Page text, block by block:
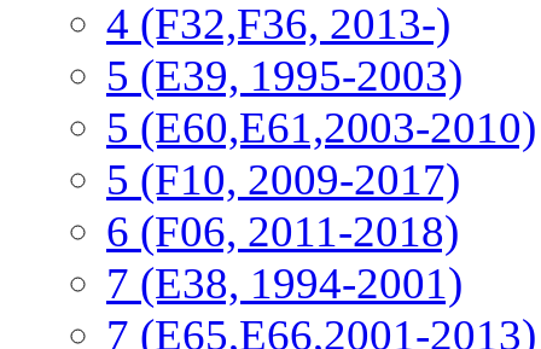
4 (F32,F36, 2013-)
5 (E39, 1995-2003)
5 (E60,E61,2003-2010)
5 (F10, 2009-2017)
6 (F06, 2011-2018)
7 (E38, 1994-2001)
7 (E65,E66,2001-2013)